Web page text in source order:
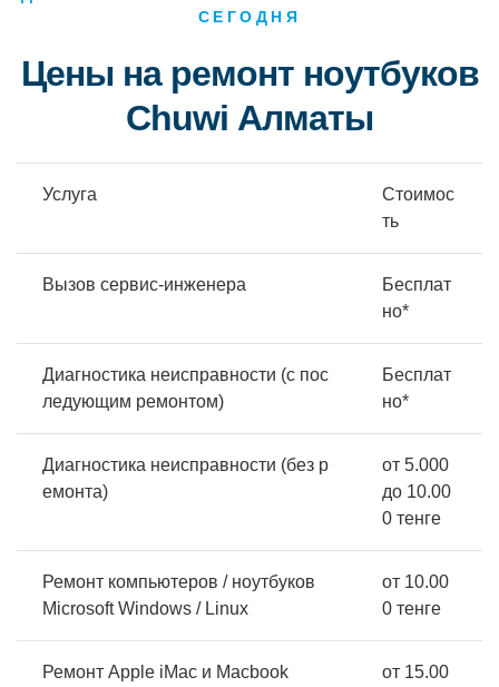
СЕГОДНЯ
Цены на ремонт ноутбуков
Chuwi Алматы
Услуга
Стоимос
ть
Вызов сервис-инженера
Бесплат
но*
Диагностика неисправности (с пос
ледующим ремонтом)
Бесплат
но*
Диагностика неисправности (без р
емонта)
от 5.000
до 10.00
0 тенге
Ремонт компьютеров / ноутбуков
Microsoft Windows / Linux
от 10.00
0 тенге
Ремонт Apple iMac и Macbook
от 15.00